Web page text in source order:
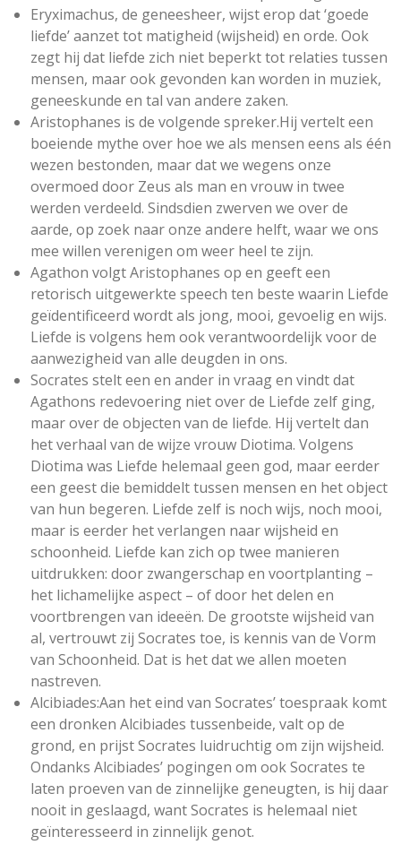
Eryximachus, de geneesheer, wijst erop dat ‘goede
liefde’ aanzet tot matigheid (wijsheid) en orde. Ook
zegt hij dat liefde zich niet beperkt tot relaties tussen
mensen, maar ook gevonden kan worden in muziek,
geneeskunde en tal van andere zaken.
Aristophanes is de volgende spreker.Hij vertelt een
boeiende mythe over hoe we als mensen eens als één
wezen bestonden, maar dat we wegens onze
overmoed door Zeus als man en vrouw in twee
werden verdeeld. Sindsdien zwerven we over de
aarde, op zoek naar onze andere helft, waar we ons
mee willen verenigen om weer heel te zijn.
Agathon volgt Aristophanes op en geeft een
retorisch uitgewerkte speech ten beste waarin Liefde
geïdentificeerd wordt als jong, mooi, gevoelig en wijs.
Liefde is volgens hem ook verantwoordelijk voor de
aanwezigheid van alle deugden in ons.
Socrates stelt een en ander in vraag en vindt dat
Agathons redevoering niet over de Liefde zelf ging,
maar over de objecten van de liefde. Hij vertelt dan
het verhaal van de wijze vrouw Diotima. Volgens
Diotima was Liefde helemaal geen god, maar eerder
een geest die bemiddelt tussen mensen en het object
van hun begeren. Liefde zelf is noch wijs, noch mooi,
maar is eerder het verlangen naar wijsheid en
schoonheid. Liefde kan zich op twee manieren
uitdrukken: door zwangerschap en voortplanting –
het lichamelijke aspect – of door het delen en
voortbrengen van ideeën. De grootste wijsheid van
al, vertrouwt zij Socrates toe, is kennis van de Vorm
van Schoonheid. Dat is het dat we allen moeten
nastreven.
Alcibiades:Aan het eind van Socrates’ toespraak komt
een dronken Alcibiades tussenbeide, valt op de
grond, en prijst Socrates luidruchtig om zijn wijsheid.
Ondanks Alcibiades’ pogingen om ook Socrates te
laten proeven van de zinnelijke geneugten, is hij daar
nooit in geslaagd, want Socrates is helemaal niet
geïnteresseerd in zinnelijk genot.